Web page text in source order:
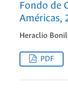
Fondo de
Américas,
Heraclio
PDF